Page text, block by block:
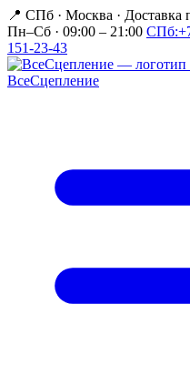
📍 СПб · Москва · Доставка
Пн–Сб · 09:00 – 21:00 СПб:
151-23-43
ВсеСцепление